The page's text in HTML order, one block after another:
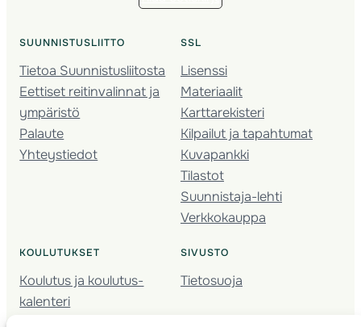
SUUNNISTUSLIITTO
Tietoa Suunnistusliitosta
Eettiset reitinvalinnat ja
ympäristö
Palaute
Yhteystiedot
SSL
Lisenssi
Materiaalit
Karttarekisteri
Kilpailut ja tapahtumat
Kuvapankki
Tilastot
Suunnistaja-lehti
Verkkokauppa
KOULUTUKSET
Koulutus ja koulutus­
kalenteri
SIVUSTO
Tietosuoja